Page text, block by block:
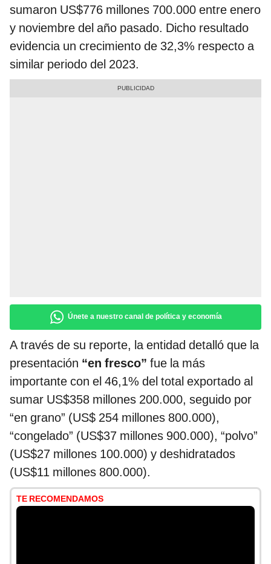
sumaron US$776 millones 700.000 entre enero
y noviembre del año pasado. Dicho resultado
evidencia un crecimiento de 32,3% respecto a
similar periodo del 2023.
Únete a nuestro canal de política y economía
A través de su reporte, la entidad detalló que la
presentación “en fresco” fue la más
importante con el 46,1% del total exportado al
sumar US$358 millones 200.000, seguido por
“en grano” (US$ 254 millones 800.000),
“congelado” (US$37 millones 900.000), “polvo”
(US$27 millones 100.000) y deshidratados
(US$11 millones 800.000).
TE RECOMENDAMOS